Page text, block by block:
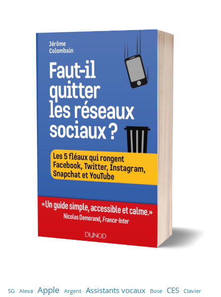
5G Alexa Apple Argent Assistants vocaux Bose CES Clavier